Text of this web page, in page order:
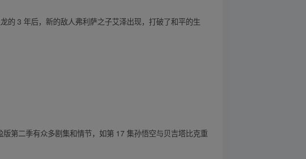
的 3 年后，新的敌人弗利萨之子艾泽出现，打破了和平的生
第二季有众多剧集和情节，如第 17 集孙悟空与贝吉塔比克重